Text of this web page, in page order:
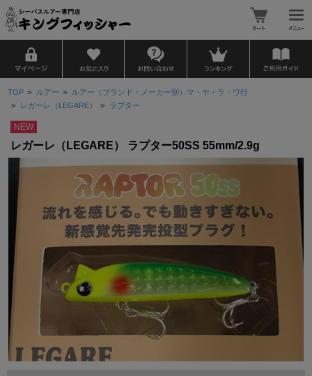
TOP > ルアー > ルアー（ブランド・メーカー別）マ・ヤ・ラ・ワ行
> レガーレ（LEGARE） > ラプター
NEW
レガーレ（LEGARE） ラプター50SS 55mm/2.9g